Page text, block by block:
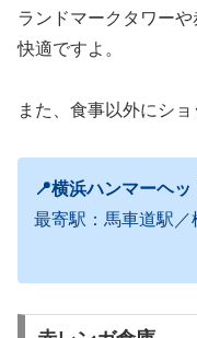
ランドマークタワー
快適ですよ。
また、食事以外にシ
📍横浜ハンマーヘッ
最寄駅：馬車道駅／